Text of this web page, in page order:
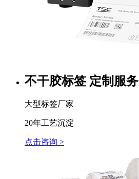
不干胶标签 定制服务
大型标签厂家
20年工艺沉淀
点击咨询 >